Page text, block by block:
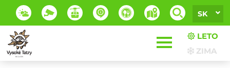
SK
LETO
ZIMA